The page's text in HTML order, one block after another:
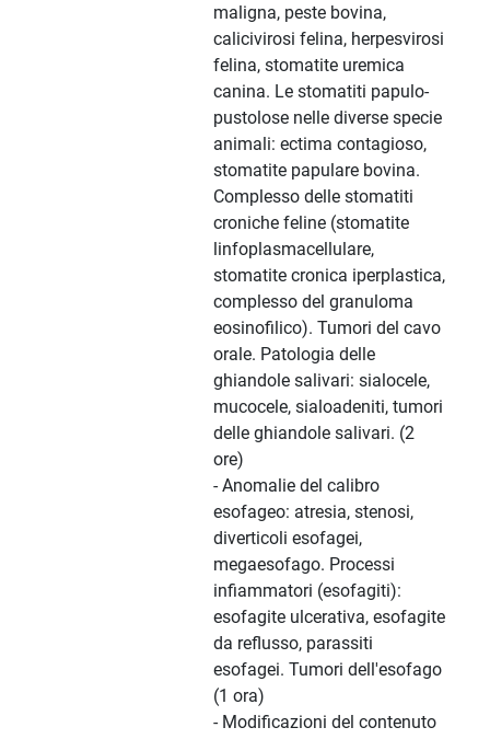
maligna, peste bovina,
calicivirosi felina, herpesvirosi
felina, stomatite uremica
canina. Le stomatiti papulo-
pustolose nelle diverse specie
animali: ectima contagioso,
stomatite papulare bovina.
Complesso delle stomatiti
croniche feline (stomatite
linfoplasmacellulare,
stomatite cronica iperplastica,
complesso del granuloma
eosinofilico). Tumori del cavo
orale. Patologia delle
ghiandole salivari: sialocele,
mucocele, sialoadeniti, tumori
delle ghiandole salivari. (2
ore)
- Anomalie del calibro
esofageo: atresia, stenosi,
diverticoli esofagei,
megaesofago. Processi
infiammatori (esofagiti):
esofagite ulcerativa, esofagite
da reflusso, parassiti
esofagei. Tumori dell'esofago
(1 ora)
- Modificazioni del contenuto